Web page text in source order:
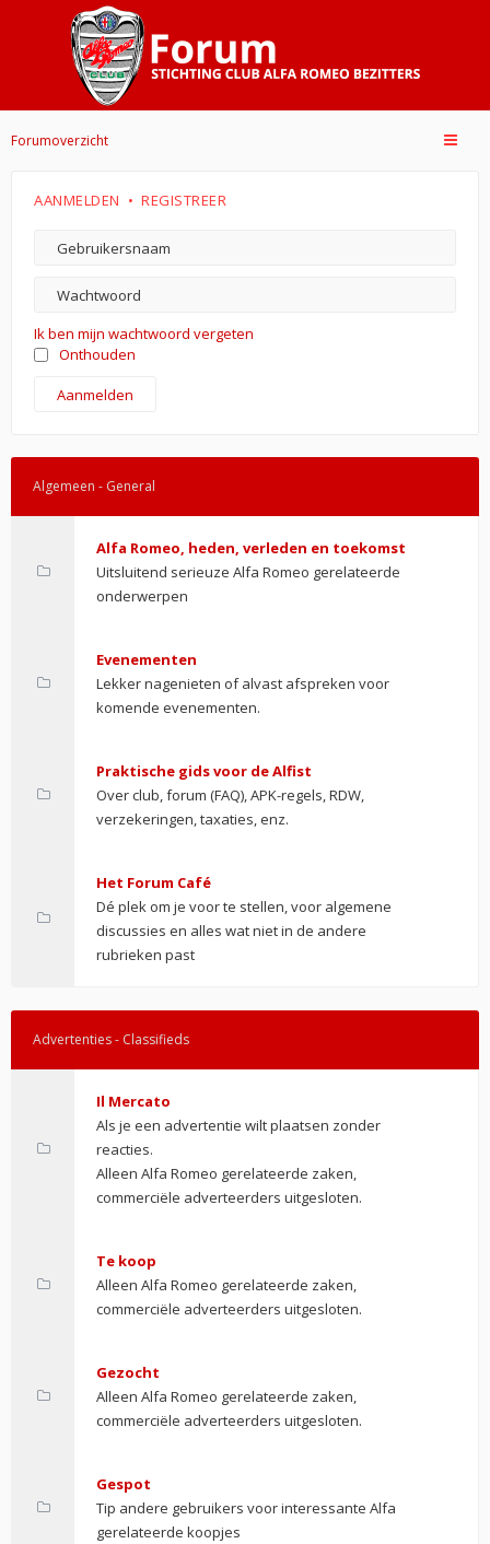
Forumoverzicht
AANMELDEN • REGISTREER
Ik ben mijn wachtwoord vergeten
Onthouden
Algemeen - General
Alfa Romeo, heden, verleden en toekomst
Uitsluitend serieuze Alfa Romeo gerelateerde
onderwerpen
Evenementen
Lekker nagenieten of alvast afspreken voor
komende evenementen.
Praktische gids voor de Alfist
Over club, forum (FAQ), APK-regels, RDW,
verzekeringen, taxaties, enz.
Het Forum Café
Dé plek om je voor te stellen, voor algemene
discussies en alles wat niet in de andere
rubrieken past
Advertenties - Classifieds
Il Mercato
Als je een advertentie wilt plaatsen zonder
reacties.
Alleen Alfa Romeo gerelateerde zaken,
commerciële adverteerders uitgesloten.
Te koop
Alleen Alfa Romeo gerelateerde zaken,
commerciële adverteerders uitgesloten.
Gezocht
Alleen Alfa Romeo gerelateerde zaken,
commerciële adverteerders uitgesloten.
Gespot
Tip andere gebruikers voor interessante Alfa
gerelateerde koopjes